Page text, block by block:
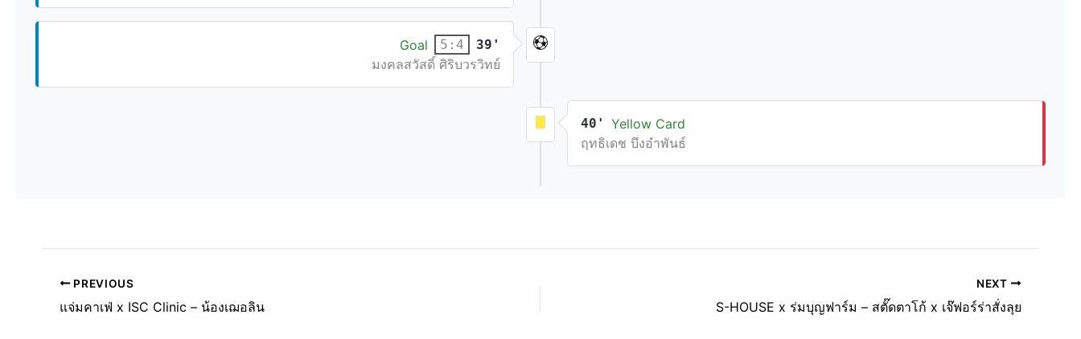
Goal 5:4 39'
มงคลสวัสดิ์ ศิริบวรวิทย์
40'
Yellow Card
ฤทธิเดช บึงอำพันธ์
PREVIOUS
แจ่มคาเฟ่ x ISC Clinic – น้องเฌอลิน
NEXT
S-HOUSE x ร่มบุญฟาร์ม – สตั๊ดตาโก้ x เจ๊ฟอร์ร่าสั่งลุย